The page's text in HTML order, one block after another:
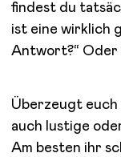
findest du
ist eine wirklich
Antwort?“ Oder
Überzeugt euch
auch lustige
Am besten ihr